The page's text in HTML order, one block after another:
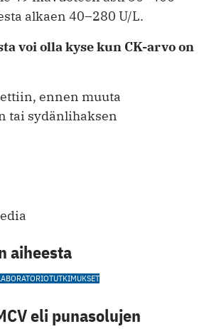
alkaen 40–280 U/L.
voi olla kyse kun CK-arvo on
ennen muuta
tai sydänlihaksen
aiheesta
eli punasolujen